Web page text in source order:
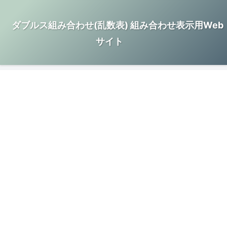
ダブルス組み合わせ(乱数表) 組み合わせ表示用Web
サイト